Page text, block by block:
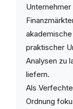
praktischer
Analysen zu
liefern.
Als
Ordnung